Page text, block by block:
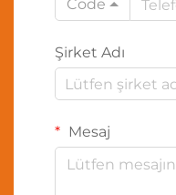
Code
Şirket Adı
Mesaj